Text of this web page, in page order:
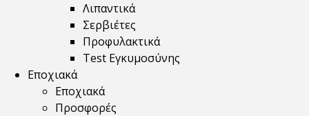
Λιπαντικά
Σερβιέτες
Προφυλακτικά
Test Εγκυμοσύνης
Εποχιακά
Εποχιακά
Προσφορές